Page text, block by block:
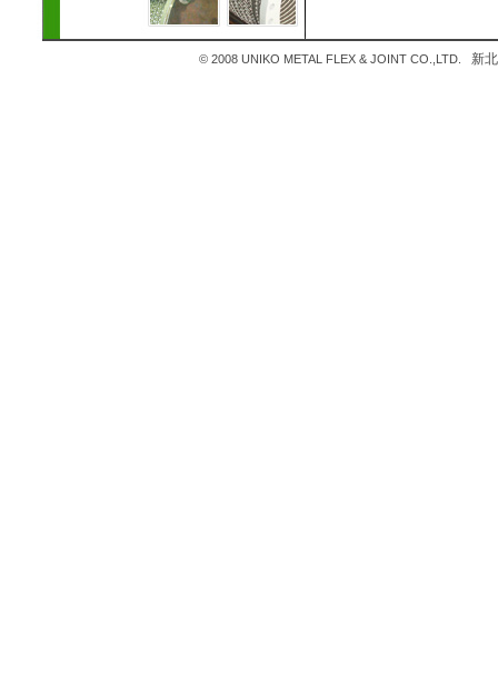
© 2008 UNIKO METAL FLEX & JOINT CO.,LTD. 新